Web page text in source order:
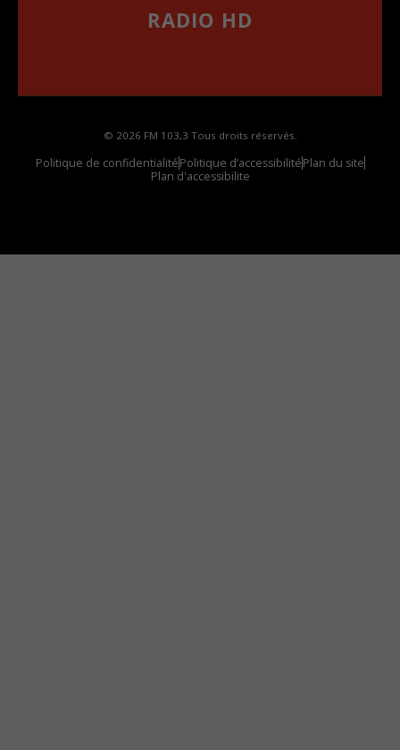
RADIO HD
© 2026 FM 103,3 Tous droits réservés.
Politique de confidentialitéPolitique d’accessibilitéPlan du site
Plan d'accessibilite